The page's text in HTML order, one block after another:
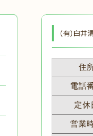
(有)白井
住
電話
定休
営業